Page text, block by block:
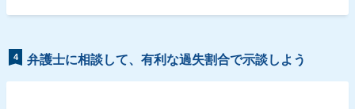
4 弁護士に相談して、有利な過失割合で示談しよう